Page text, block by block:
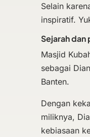
Selain
inspiratif.
Sejarah dan
Masjid
sebagai
Banten.
Dengan
miliknya,
kebiasaan